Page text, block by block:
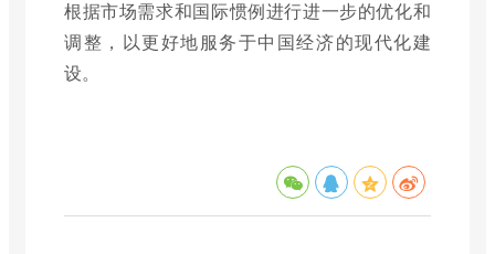
根据市场需求和国际惯例进行进一步的优化和
调整，以更好地服务于中国经济的现代化建
设。